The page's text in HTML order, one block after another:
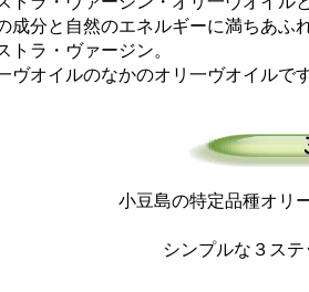
分と自然のエネルギーに満ちあふ
ラ・ヴァージン。
オイルのなかのオリ一ヴオイルで
小豆島の特定品種オリ
シンプルな３ス